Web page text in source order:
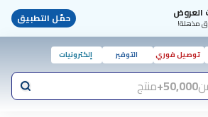
مذهلة! حمّل التطبيق
توصيل فوري التوفير إلكترونيات
50,000+ منتج